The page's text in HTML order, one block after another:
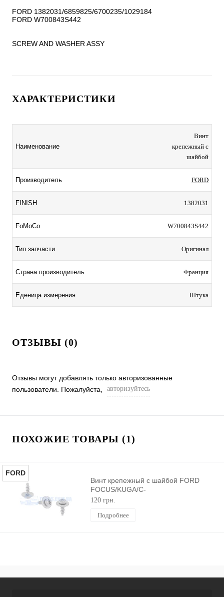
FORD 1382031/6859825/6700235/1029184
FORD W700843S442
SCREW AND WASHER ASSY
ХАРАКТЕРИСТИКИ
Наименование
Винт
крепежный с
шайбой
Производитель FORD
FINISH 1382031
FoMoCo W700843S442
Тип запчасти Оригинал
Страна производитель Франция
Еденица измерения Штука
ОТЗЫВЫ (0)
Отзывы могут добавлять только авторизованные
пользователи. Пожалуйста,
авторизуйтесь
ПОХОЖИЕ ТОВАРЫ (1)
FORD
Винт крепежный с шайбой FORD
FOCUS/KUGA/C-
MAX/TRANSIT/MONDEO/FIESTA/
120 грн.
Подробнее